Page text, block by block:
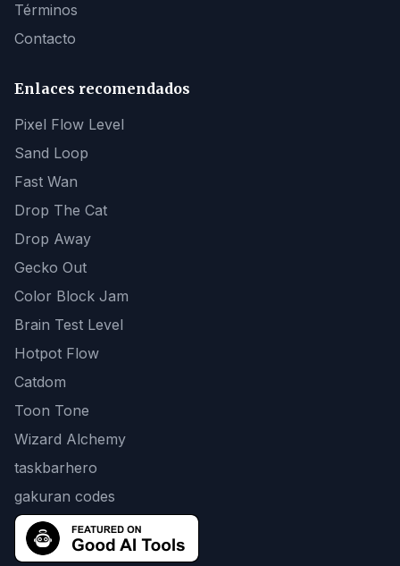
Términos
Contacto
Enlaces recomendados
Pixel Flow Level
Sand Loop
Fast Wan
Drop The Cat
Drop Away
Gecko Out
Color Block Jam
Brain Test Level
Hotpot Flow
Catdom
Toon Tone
Wizard Alchemy
taskbarhero
gakuran codes